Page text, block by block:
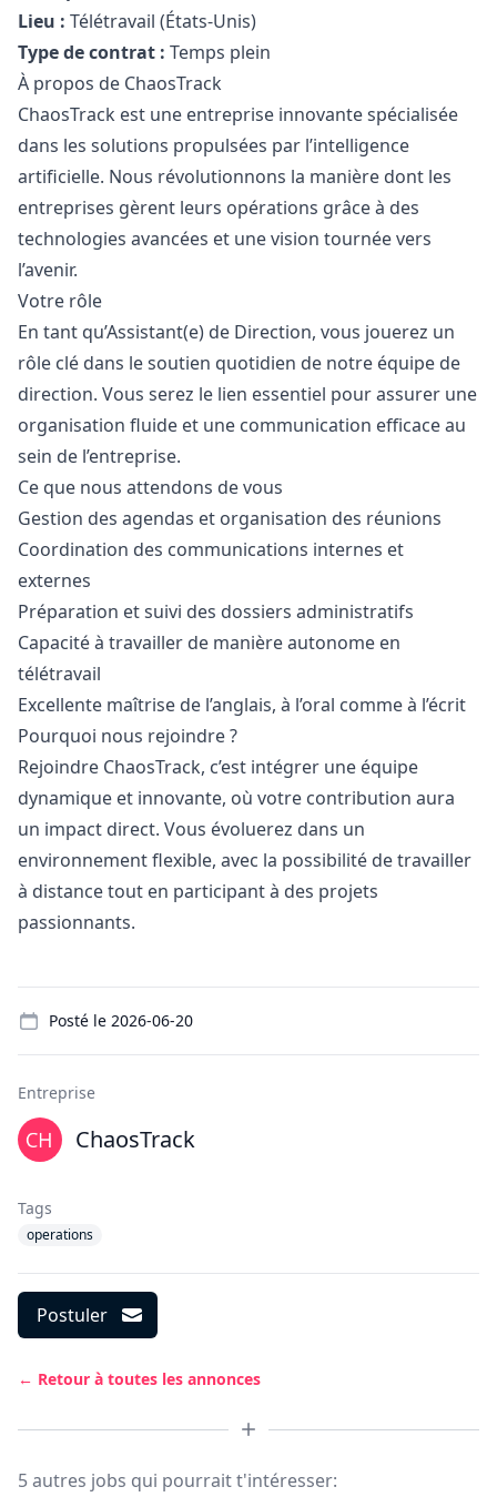
Lieu : Télétravail (États-Unis)
Type de contrat : Temps plein
À propos de ChaosTrack
ChaosTrack est une entreprise innovante spécialisée
dans les solutions propulsées par l’intelligence
artificielle. Nous révolutionnons la manière dont les
entreprises gèrent leurs opérations grâce à des
technologies avancées et une vision tournée vers
l’avenir.
Votre rôle
En tant qu’Assistant(e) de Direction, vous jouerez un
rôle clé dans le soutien quotidien de notre équipe de
direction. Vous serez le lien essentiel pour assurer une
organisation fluide et une communication efficace au
sein de l’entreprise.
Ce que nous attendons de vous
Gestion des agendas et organisation des réunions
Coordination des communications internes et
externes
Préparation et suivi des dossiers administratifs
Capacité à travailler de manière autonome en
télétravail
Excellente maîtrise de l’anglais, à l’oral comme à l’écrit
Pourquoi nous rejoindre ?
Rejoindre ChaosTrack, c’est intégrer une équipe
dynamique et innovante, où votre contribution aura
un impact direct. Vous évoluerez dans un
environnement flexible, avec la possibilité de travailler
à distance tout en participant à des projets
passionnants.
Posté le 2026-06-20
Entreprise
ChaosTrack
Tags
operations
Postuler
← Retour à toutes les annonces
5 autres jobs qui pourrait t'intéresser: